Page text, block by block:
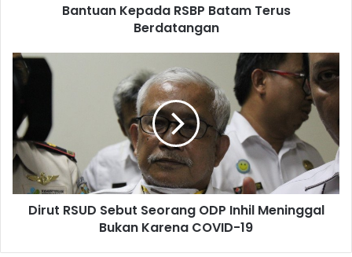
Bantuan Kepada RSBP Batam Terus
Berdatangan
Dirut RSUD Sebut Seorang ODP Inhil Meninggal
Bukan Karena COVID-19